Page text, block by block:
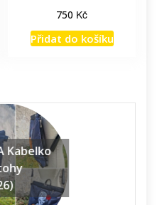
750 Kč
Přidat do košíku
Kabelko